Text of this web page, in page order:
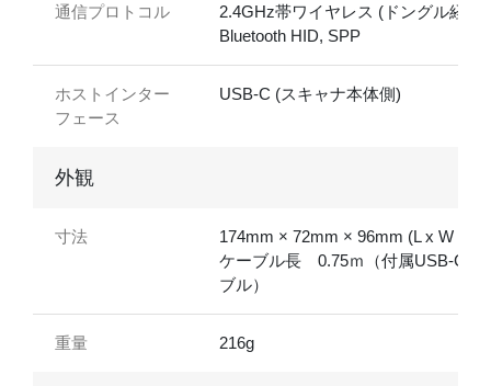
通信プロトコル
2.4GHz帯ワイヤレス (ドングル経由)
Bluetooth HID, SPP
ホストインター
フェース
USB-C (スキャナ本体側)
外観
寸法
174mm × 72mm × 96mm (L x W x H)
ケーブル長 0.75ｍ（付属USB-Cケ
ブル）
重量 216g